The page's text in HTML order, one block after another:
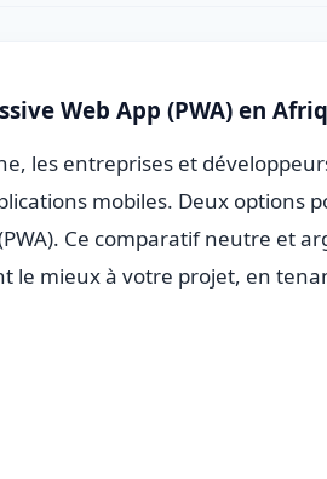
Web App (PWA) en
les entreprises et
mobiles. Deux options
Ce comparatif neutre et
le mieux à votre projet, en